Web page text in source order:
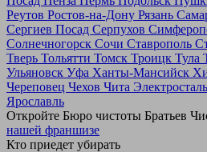
Реутов Ростов-на-Дону Рязань
Сергиев Посад Серпухов
Солнечногорск Сочи Ставрополь
Тверь Тольятти Томск Троицк Тула
Ульяновск Уфа Ханты-Мансийск
Череповец Чехов Чита Электросталь
Ярославль
Откройте Бюро чистоты Братьев
нашей франшизе
Кто приедет убирать